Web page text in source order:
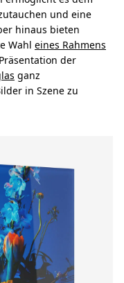
und eine
hinaus bieten
Wahl eines Rahmens
der
ganz
in Szene zu